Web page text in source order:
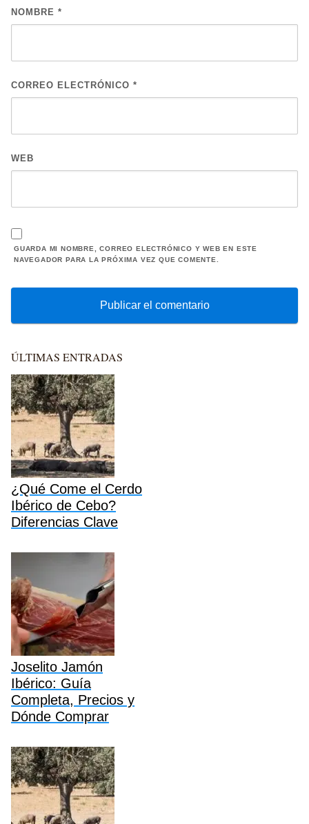
NOMBRE *
CORREO ELECTRÓNICO *
WEB
GUARDA MI NOMBRE, CORREO ELECTRÓNICO Y WEB EN ESTE
NAVEGADOR PARA LA PRÓXIMA VEZ QUE COMENTE.
ÚLTIMAS ENTRADAS
¿Qué Come el Cerdo
Ibérico de Cebo?
Diferencias Clave
Joselito Jamón
Ibérico: Guía
Completa, Precios y
Dónde Comprar